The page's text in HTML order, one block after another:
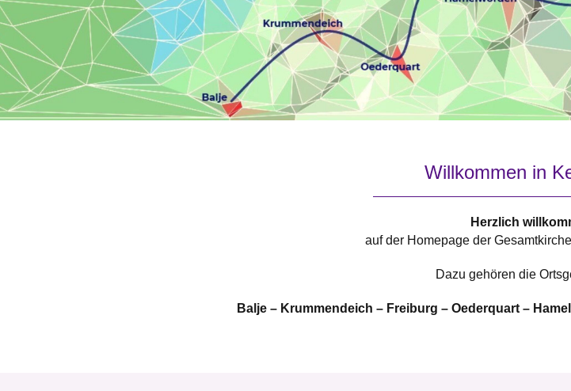
Willkommen in
Herzlich
auf der Homepage der
Dazu gehören die
Balje – Krummendeich – Freiburg – Oederquart –